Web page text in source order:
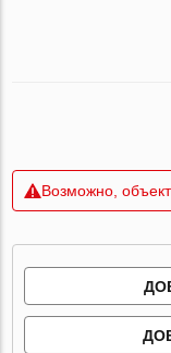
Возможно,